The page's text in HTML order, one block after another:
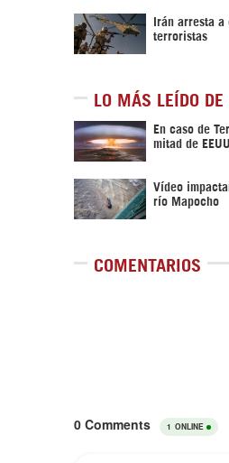
Irán arresta a
terroristas
LO MÁS LEÍDO
En caso de
mitad de EEUU
Vídeo
río Mapocho
COMENTARIOS